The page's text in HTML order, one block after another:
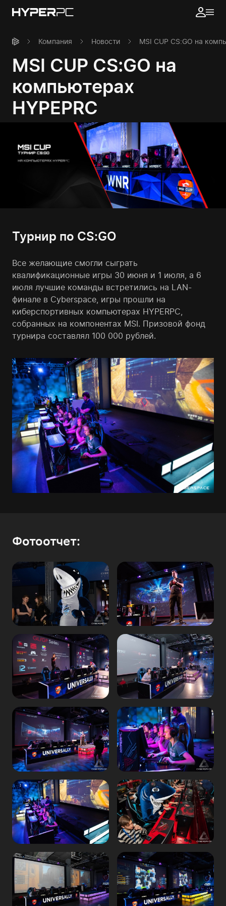
Компания Новости MSI CUP CS:GO на
MSI CUP CS:GO на
компьютерах
HYPEPRC
Турнир по CS:GO
Все желающие смогли сыграть
квалификационные игры 30 июня и 1 июля, а 6
июля лучшие команды встретились на LAN-
финале в Cyberspace, игры прошли на
киберспортивных компьютерах HYPERPC,
собранных на компонентах MSI. Призовой фонд
турнира составлял 100 000 рублей.
Фотоотчет: